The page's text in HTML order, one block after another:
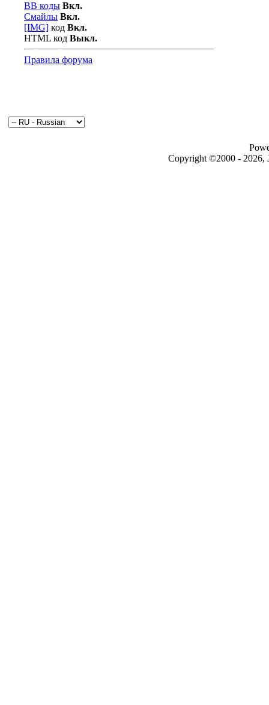
BB коды Вкл.
Смайлы Вкл.
[IMG] код Вкл.
HTML код Выкл.
Правила форума
Copyright ©2000 - 2026,